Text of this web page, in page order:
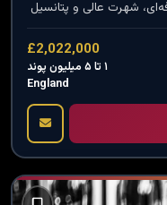
شهرت عالی و پتانسیل
£2,022,000
۱ تا ۵ میلیون پوند
England